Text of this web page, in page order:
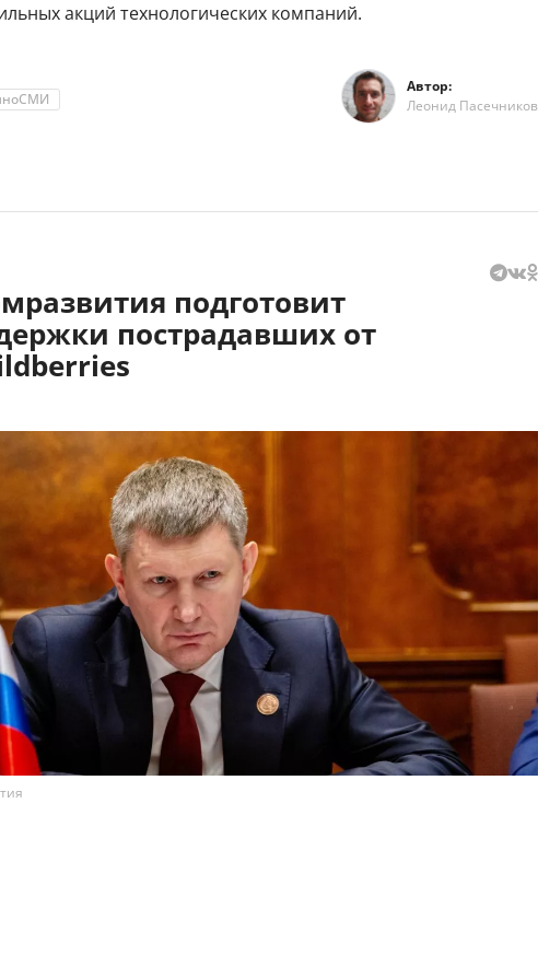
акций технологических компаний.
Автор:
Леонид Пасечников
подготовит
пострадавших от